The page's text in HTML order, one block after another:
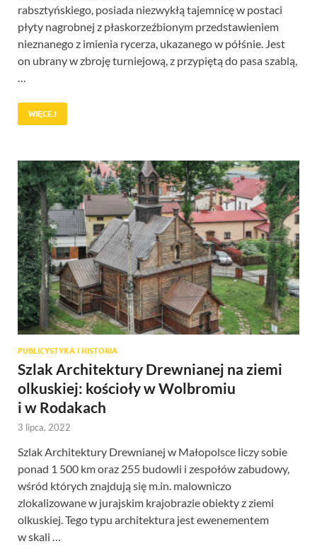
rabsztyńskiego, posiada niezwykłą tajemnicę w postaci
płyty nagrobnej z płaskorzeźbionym przedstawieniem
nieznanego z imienia rycerza, ukazanego w półśnie. Jest
on ubrany w zbroję turniejową, z przypiętą do pasa szablą,
WIĘCEJ
PUBLICYSTYKA I HISTORIA
Szlak Architektury Drewnianej na ziemi
olkuskiej: kościoły w Wolbromiu
i w Rodakach
3 lipca, 2022
Szlak Architektury Drewnianej w Małopolsce liczy sobie
ponad 1 500 km oraz 255 budowli i zespołów zabudowy,
wśród których znajdują się m.in. malowniczo
zlokalizowane w jurajskim krajobrazie obiekty z ziemi
olkuskiej. Tego typu architektura jest ewenementem
w skali …